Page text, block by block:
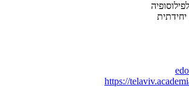
יחידתית
https://